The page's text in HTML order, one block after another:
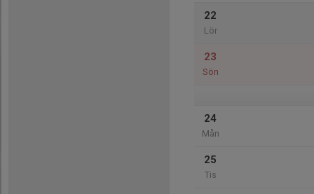
22
Lör
23
Sön
24
Mån
25
Tis